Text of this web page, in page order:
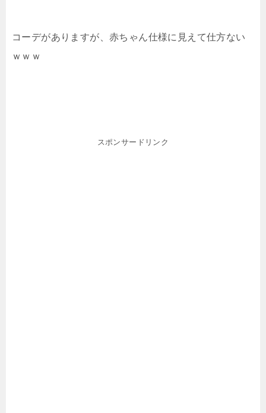
コーデがありますが、赤ちゃん仕様に見えて仕方ない
ｗｗｗ
スポンサードリンク